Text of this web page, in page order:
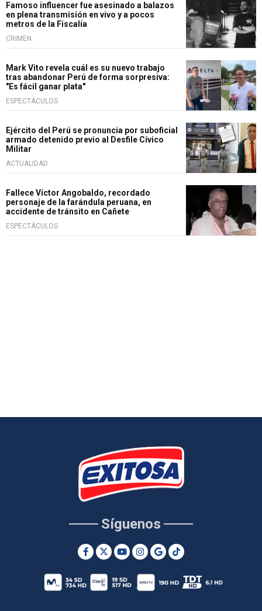
Famoso influencer fue asesinado a balazos
en plena transmisión en vivo y a pocos
metros de la Fiscalía
CRIMEN
Mark Vito revela cuál es su nuevo trabajo
tras abandonar Perú de forma sorpresiva:
"Es fácil ganar plata"
ESPECTÁCULOS
Ejército del Perú se pronuncia por suboficial
armado detenido previo al Desfile Cívico
Militar
ACTUALIDAD
Fallece Víctor Angobaldo, recordado
personaje de la farándula peruana, en
accidente de tránsito en Cañete
ESPECTÁCULOS
Síguenos